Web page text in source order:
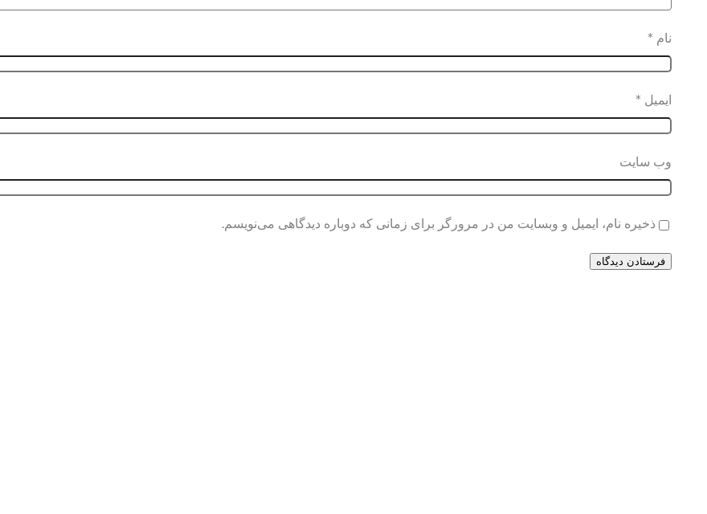
نام *
ایمیل *
وب‌ سایت
ذخیره نام، ایمیل و وبسایت من در مرورگر برای زمانی که دوباره دیدگاهی می‌نویسم.